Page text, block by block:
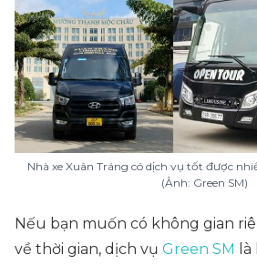
Nhà xe Xuân Tráng có dịch vụ tốt được
(Ảnh: Green SM)
Nếu bạn muốn có không gian
về thời gian, dịch vụ Green SM